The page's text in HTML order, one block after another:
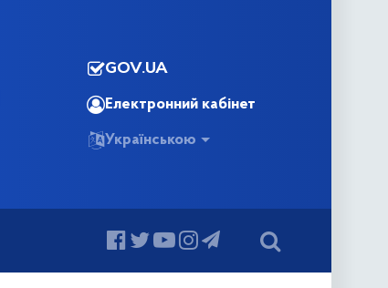
GOV.UA
Електронний кабінет
Українською